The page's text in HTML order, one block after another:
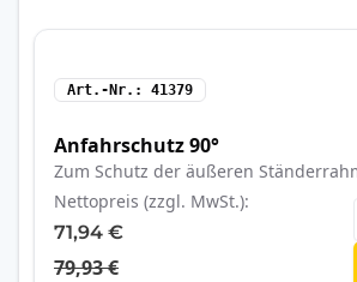
Art.-Nr. 41379
Anfahrschutz 90°
Zum Schutz der äußeren
Nettopreis (zzgl. MwSt.)
71,94 €
79,93 €